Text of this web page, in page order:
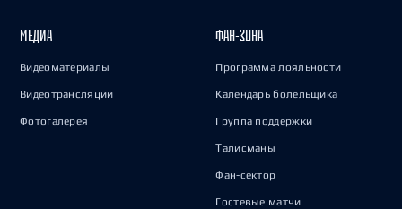
МЕДИА
Видеоматериалы
Видеотрансляции
Фотогалерея
ФАН-ЗОНА
Программа лояльности
Календарь болельщика
Группа поддержки
Талисманы
Фан-сектор
Гостевые матчи